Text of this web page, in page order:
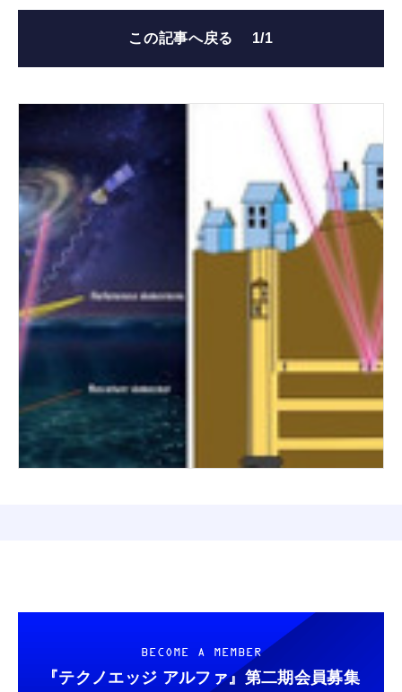
この記事へ戻る 1/1
BECOME A MEMBER
『テクノエッジ アルファ』 第二期会員募集